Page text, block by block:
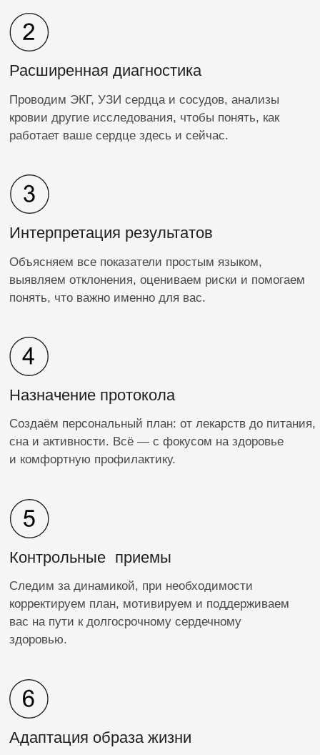
Записаться
со стажем более 20 лет, который создаёт
стратегию здорового сердца на годы вперёд.
Проверьте сердце сегодня, чтобы завтра жить без
Быстрая запись
Администраторы свяжутся с вами
с выбором специалиста и датой